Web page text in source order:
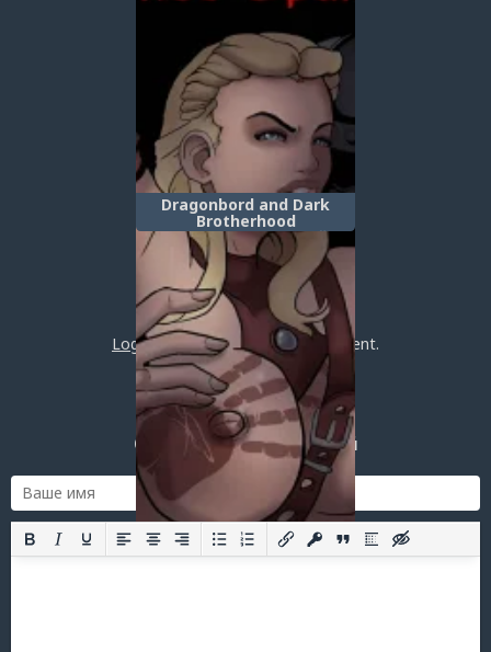
Dragonbord and Dark
Brotherhood
(Драконорожденный и
Тёмное Братство)
Post a comment
Loginorregisterto post a comment.
Добавить комментарий
Оставить комментарий